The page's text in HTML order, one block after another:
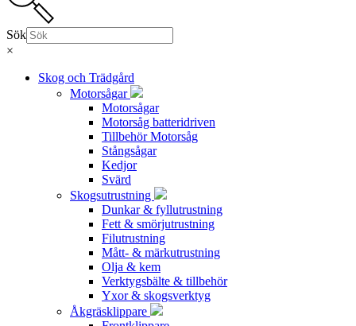
Sök
×
Skog och Trädgård
Motorsågar
Motorsågar
Motorsåg batteridriven
Tillbehör Motorsåg
Stångsågar
Kedjor
Svärd
Skogsutrustning
Dunkar & fyllutrustning
Fett & smörjutrustning
Filutrustning
Mått- & märkutrustning
Olja & kem
Verktygsbälte & tillbehör
Yxor & skogsverktyg
Åkgräsklippare